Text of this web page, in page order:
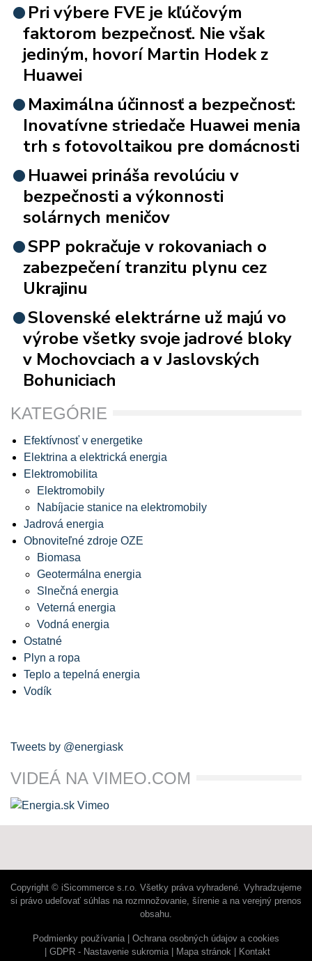
Pri výbere FVE je kľúčovým
faktorom bezpečnosť. Nie však
jediným, hovorí Martin Hodek z
Huawei
Maximálna účinnosť a bezpečnosť:
Inovatívne striedače Huawei menia
trh s fotovoltaikou pre domácnosti
Huawei prináša revolúciu v
bezpečnosti a výkonnosti
solárnych meničov
SPP pokračuje v rokovaniach o
zabezpečení tranzitu plynu cez
Ukrajinu
Slovenské elektrárne už majú vo
výrobe všetky svoje jadrové bloky
v Mochovciach a v Jaslovských
Bohuniciach
KATEGÓRIE
Efektívnosť v energetike
Elektrina a elektrická energia
Elektromobilita
Elektromobily
Nabíjacie stanice na elektromobily
Jadrová energia
Obnoviteľné zdroje OZE
Biomasa
Geotermálna energia
Slnečná energia
Veterná energia
Vodná energia
Ostatné
Plyn a ropa
Teplo a tepelná energia
Vodík
Tweets by @energiask
VIDEÁ NA VIMEO.COM
Copyright © iSicommerce s.r.o. Všetky práva vyhradené. Vyhradzujeme
si právo udeľovať súhlas na rozmnožovanie, šírenie a na verejný prenos
obsahu.
Podmienky používania
Ochrana osobných údajov a cookies
GDPR - Nastavenie sukromia
Mapa stránok Kontakt